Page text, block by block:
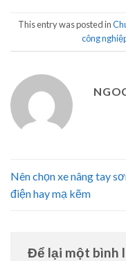
This entry was posted in
công
Nên chọn xe nâng tay
điện hay mạ kẽm
Để lại một bình